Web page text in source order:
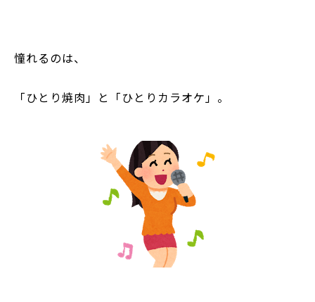
憧れるのは、
「ひとり焼肉」と「ひとりカラオケ」。